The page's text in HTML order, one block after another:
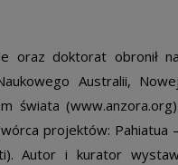
oraz doktorat obronił na
Australii, Nowej
świata (www.anzora.org).
projektów: Pahiatua –
Autor i kurator